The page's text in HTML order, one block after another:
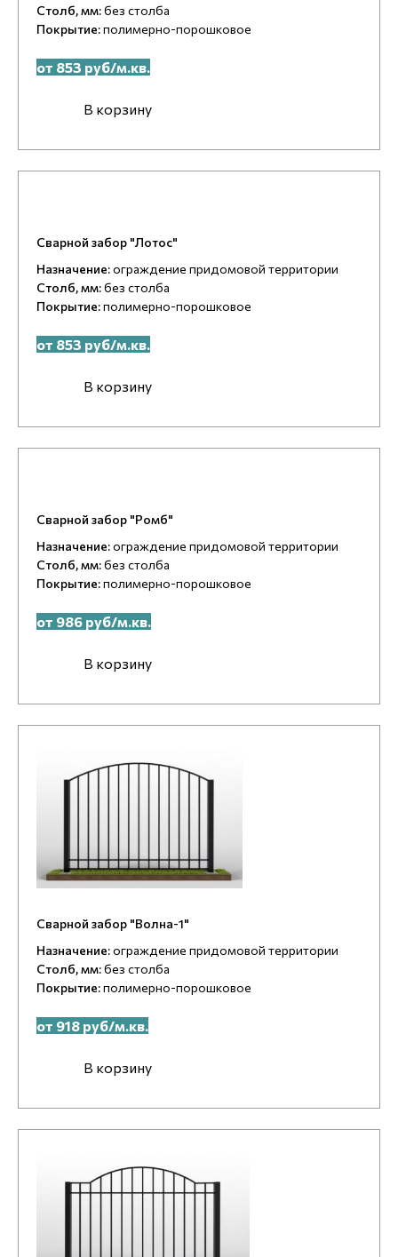
Столб, мм:без столба
Покрытие:полимерно-порошковое
от 853 руб/м.кв.
В корзину
Сварной забор "Лотос"
Назначение:ограждение придомовой территории
Столб, мм:без столба
Покрытие:полимерно-порошковое
от 853 руб/м.кв.
В корзину
Сварной забор "Ромб"
Назначение:ограждение придомовой территории
Столб, мм:без столба
Покрытие:полимерно-порошковое
от 986 руб/м.кв.
В корзину
Сварной забор "Волна-1"
Назначение:ограждение придомовой территории
Столб, мм:без столба
Покрытие:полимерно-порошковое
от 918 руб/м.кв.
В корзину